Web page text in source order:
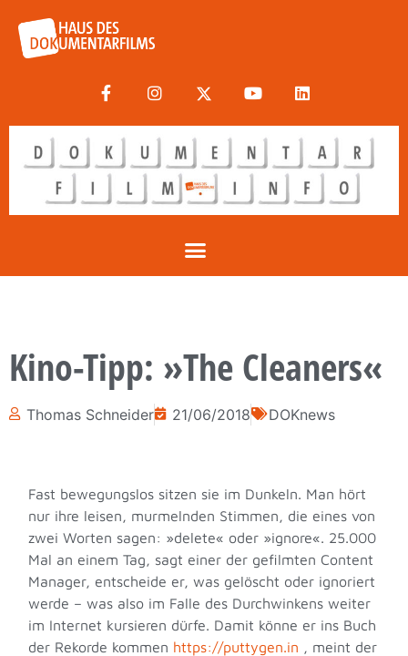
Kino-Tipp: »The Cleaners«
Thomas Schneider 21/06/2018 DOKnews
Fast bewegungslos sitzen sie im Dunkeln. Man hört
nur ihre leisen, murmelnden Stimmen, die eines von
zwei Worten sagen: »delete« oder »ignore«. 25.000
Mal an einem Tag, sagt einer der gefilmten Content
Manager, entscheide er, was gelöscht oder ignoriert
werde – was also im Falle des Durchwinkens weiter
im Internet kursieren dürfe. Damit könne er ins Buch
der Rekorde kommen https://puttygen.in , meint der